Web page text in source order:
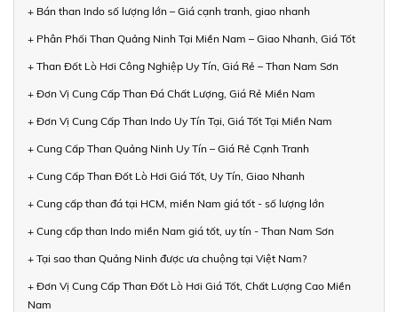
+ Bán than Indo số lượng lớn – Giá cạnh tranh, giao nhanh
+ Phân Phối Than Quảng Ninh Tại Miền Nam – Giao Nhanh, Giá Tốt
+ Than Đốt Lò Hơi Công Nghiệp Uy Tín, Giá Rẻ – Than Nam Sơn
+ Đơn Vị Cung Cấp Than Đá Chất Lượng, Giá Rẻ Miền Nam
+ Đơn Vị Cung Cấp Than Indo Uy Tín Tại, Giá Tốt Tại Miền Nam
+ Cung Cấp Than Quảng Ninh Uy Tín – Giá Rẻ Cạnh Tranh
+ Cung Cấp Than Đốt Lò Hơi Giá Tốt, Uy Tín, Giao Nhanh
+ Cung cấp than đá tại HCM, miền Nam giá tốt - số lượng lớn
+ Cung cấp than Indo miền Nam giá tốt, uy tín - Than Nam Sơn
+ Tại sao than Quảng Ninh được ưa chuộng tại Việt Nam?
+ Đơn Vị Cung Cấp Than Đốt Lò Hơi Giá Tốt, Chất Lượng Cao Miền
Nam